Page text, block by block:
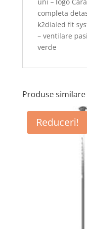
uni – logo
completa
k2dialed fit
– ventilare
verde
Produse similare
Reduceri!